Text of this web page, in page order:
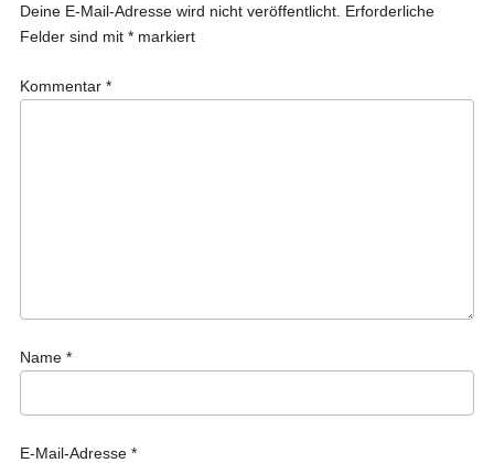
Deine E-Mail-Adresse wird nicht veröffentlicht. Erforderliche
Felder sind mit *markiert
Kommentar *
Name *
E-Mail-Adresse *